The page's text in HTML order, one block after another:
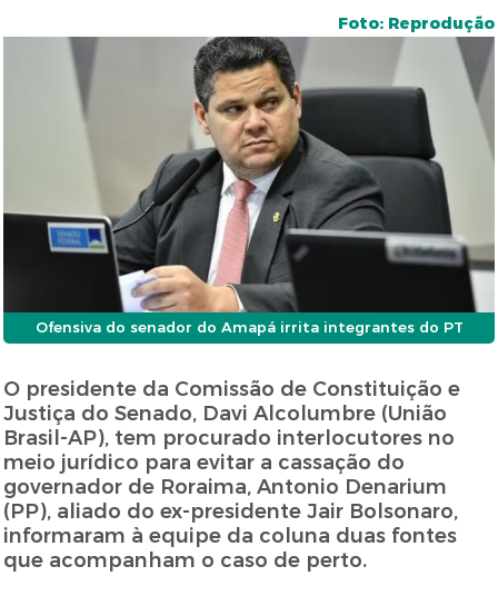
Foto: Reprodução
Ofensiva do senador do Amapá irrita integrantes do PT
O presidente da Comissão de Constituição e
Justiça do Senado, Davi Alcolumbre (União
Brasil-AP), tem procurado interlocutores no
meio jurídico para evitar a cassação do
governador de Roraima, Antonio Denarium
(PP), aliado do ex-presidente Jair Bolsonaro,
informaram à equipe da coluna duas fontes
que acompanham o caso de perto.